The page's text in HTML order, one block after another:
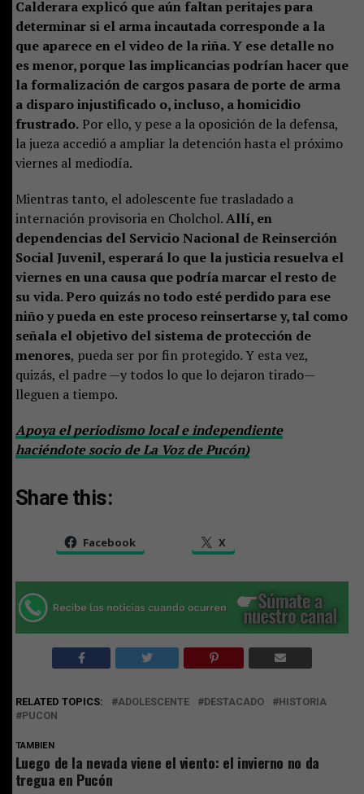
Calderara explicó que aún faltan peritajes para
determinar si el arma incautada corresponde a la
que aparece en el video de la riña. Y ese detalle no
es menor, porque las implicancias podrían hacer que
la formalización de cargos pasara de porte de arma
a disparo injustificado o, incluso, a homicidio
frustrado.Por ello, y pese a la oposición de la defensa,
la jueza accedió a ampliar la detención hasta el próximo
viernes al mediodía.
Mientras tanto, el adolescente fue trasladado a
internación provisoria en Cholchol.Allí, en
dependencias del Servicio Nacional de Reinserción
Social Juvenil, esperará lo que la justicia resuelva el
viernes en una causa que podría marcar el resto de
su vida. Pero quizás no todo esté perdido para ese
niño y pueda en este proceso reinsertarse y, tal como
señala el objetivo del sistema de protección de
menores, pueda ser por fin protegido. Y esta vez,
quizás, el padre —y todos lo que lo dejaron tirado—
lleguen a tiempo.
Apoya el periodismo local e independiente
haciéndote socio de La Voz de Pucón)
Share this:
Facebook X
RELATED TOPICS: ADOLESCENTE DESTACADO
HISTORIA
PUCON
TAMBIEN
Luego de la nevada viene el viento: el invierno no da
tregua en Pucón